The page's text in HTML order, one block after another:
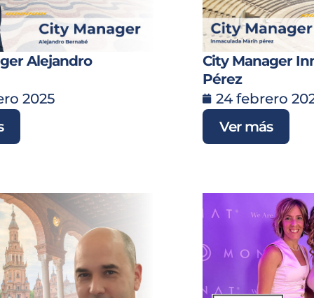
Alejandro
2025
City Manager
Pérez
24 febrero
Ver más